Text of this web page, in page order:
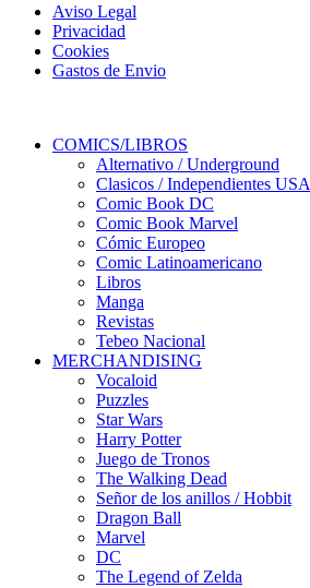
Aviso Legal
Privacidad
Cookies
Gastos de Envio
COMICS/LIBROS
Alternativo / Underground
Clasicos / Independientes USA
Comic Book DC
Comic Book Marvel
Cómic Europeo
Comic Latinoamericano
Libros
Manga
Revistas
Tebeo Nacional
MERCHANDISING
Vocaloid
Puzzles
Star Wars
Harry Potter
Juego de Tronos
The Walking Dead
Señor de los anillos / Hobbit
Dragon Ball
Marvel
DC
The Legend of Zelda